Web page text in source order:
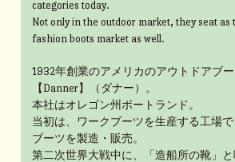
categories today.
Not only in the outdoor market, they seat as
fashion boots market as well.
1932年創業のアメリカのアウトドアブ
【Danner】（ダナー）。
本社はオレゴン州ポートランド。
当初は、ワークブーツを生産する工場
ブーツを製造・販売。
第二次世界大戦中に、「造船所の靴」